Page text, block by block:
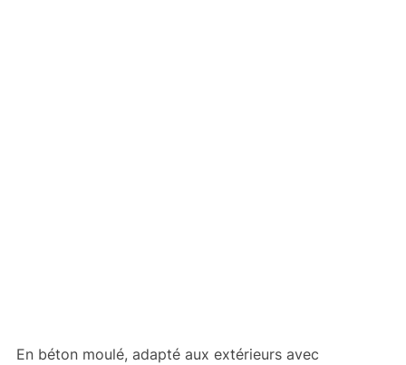
En béton moulé, adapté aux extérieurs avec